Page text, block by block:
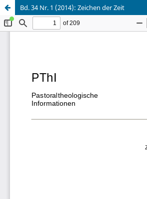
Bd. 34 Nr. 1 (2014): Zeichen der Zeit